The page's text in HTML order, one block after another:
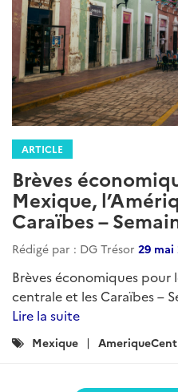
ARTICLE
Brèves
Mexique,
Caraïbes –
Rédigé par : DG Trésor 29 mai
Brèves économiques pour
centrale et les Caraïbes –
Lire la suite
Catégories
Mexique